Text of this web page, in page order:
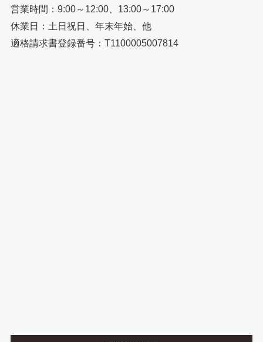
営業時間：9:00～12:00、13:00～17:00
休業日：土日祝日、年末年始、他
適格請求書登録番号：T1100005007814